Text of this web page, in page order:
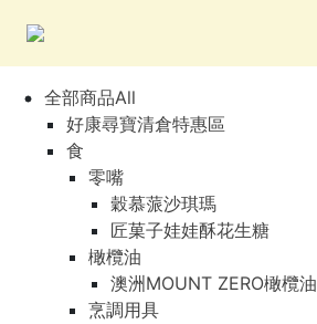
全部商品All
好康尋寶清倉特惠區
食
零嘴
穀慕蒎沙琪瑪
匠菓子娃娃酥花生糖
橄欖油
澳洲MOUNT ZERO橄欖油
烹調用具